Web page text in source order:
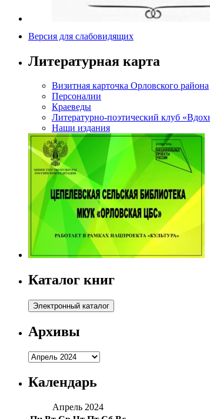
Версия для слабовидящих
Литературная карта
Визитная карточка Орловского района
Персоналии
Краеведы
Литературно-поэтический клуб
Наши издания
Каталог книг
Архивы
Архивы
Календарь
Апрель 2024